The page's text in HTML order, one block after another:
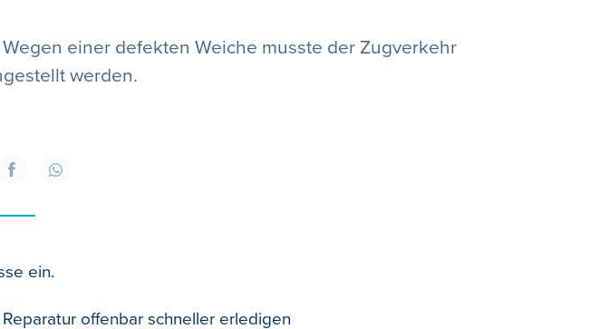
einer defekten Weiche musste der Zugverkehr
werden.
ein.
offenbar schneller erledigen